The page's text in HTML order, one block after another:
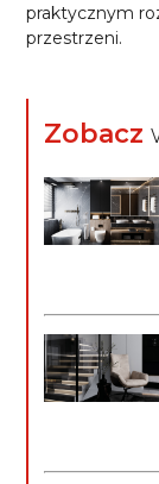
praktycznym
przestrzeni.
Zobacz